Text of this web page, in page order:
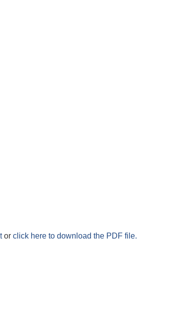
or click here to download the PDF file.